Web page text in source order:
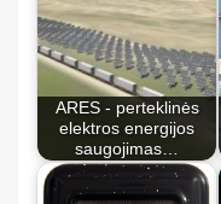
ARES - perteklinės
elektros energijos
saugojimas…